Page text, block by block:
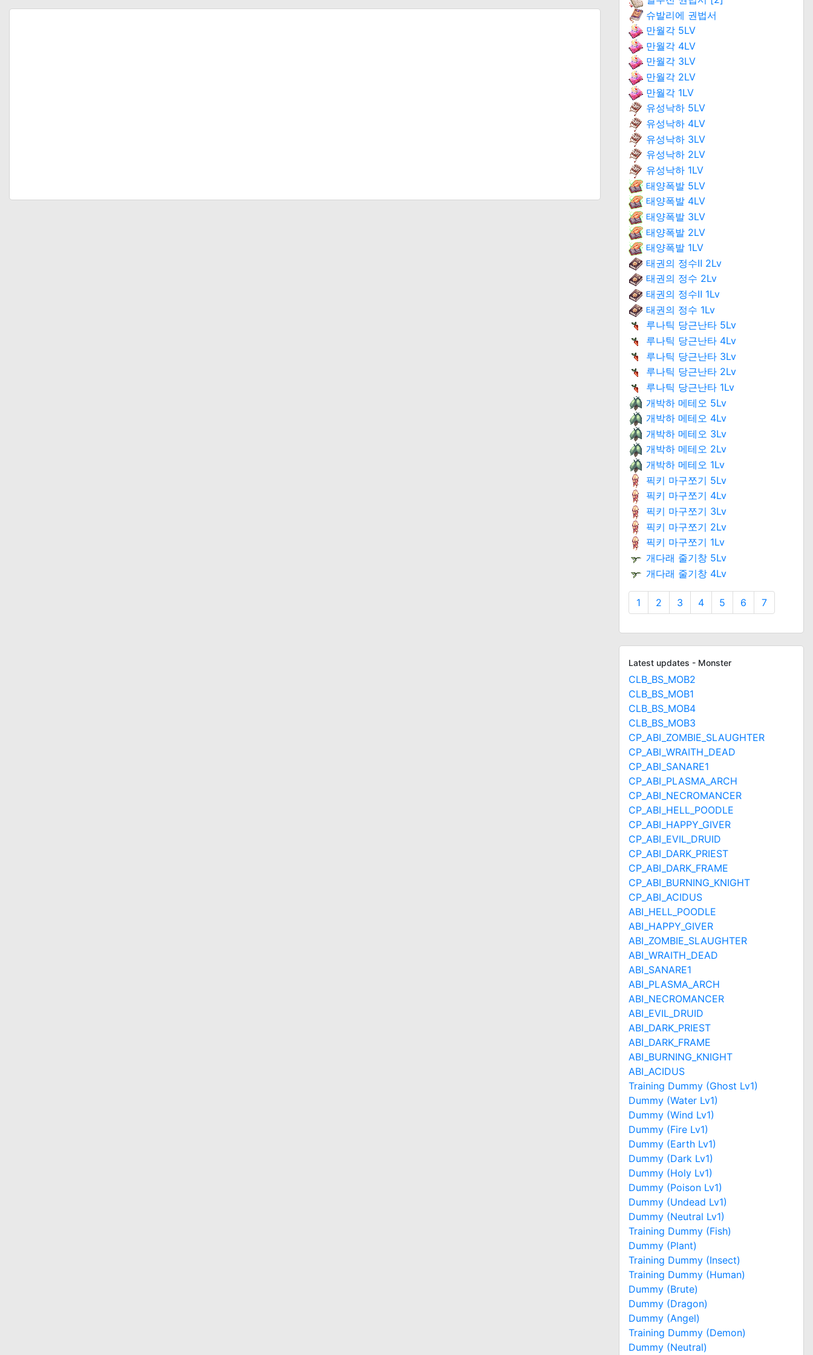
슈발리에 권법서
만월각 5LV
만월각 4LV
만월각 3LV
만월각 2LV
만월각 1LV
유성낙하 5LV
유성낙하 4LV
유성낙하 3LV
유성낙하 2LV
유성낙하 1LV
태양폭발 5LV
태양폭발 4LV
태양폭발 3LV
태양폭발 2LV
태양폭발 1LV
태권의 정수Ⅱ 2Lv
태권의 정수 2Lv
태권의 정수Ⅱ 1Lv
태권의 정수 1Lv
루나틱 당근난타 5Lv
루나틱 당근난타 4Lv
루나틱 당근난타 3Lv
루나틱 당근난타 2Lv
루나틱 당근난타 1Lv
개박하 메테오 5Lv
개박하 메테오 4Lv
개박하 메테오 3Lv
개박하 메테오 2Lv
개박하 메테오 1Lv
픽키 마구쪼기 5Lv
픽키 마구쪼기 4Lv
픽키 마구쪼기 3Lv
픽키 마구쪼기 2Lv
픽키 마구쪼기 1Lv
개다래 줄기창 5Lv
개다래 줄기창 4Lv
1 2 3 4 5 6 7
Latest updates - Monster
CLB_BS_MOB2
CLB_BS_MOB1
CLB_BS_MOB4
CLB_BS_MOB3
CP_ABI_ZOMBIE_SLAUGHTER
CP_ABI_WRAITH_DEAD
CP_ABI_SANARE1
CP_ABI_PLASMA_ARCH
CP_ABI_NECROMANCER
CP_ABI_HELL_POODLE
CP_ABI_HAPPY_GIVER
CP_ABI_EVIL_DRUID
CP_ABI_DARK_PRIEST
CP_ABI_DARK_FRAME
CP_ABI_BURNING_KNIGHT
CP_ABI_ACIDUS
ABI_HELL_POODLE
ABI_HAPPY_GIVER
ABI_ZOMBIE_SLAUGHTER
ABI_WRAITH_DEAD
ABI_SANARE1
ABI_PLASMA_ARCH
ABI_NECROMANCER
ABI_EVIL_DRUID
ABI_DARK_PRIEST
ABI_DARK_FRAME
ABI_BURNING_KNIGHT
ABI_ACIDUS
Training Dummy (Ghost Lv1)
Dummy (Water Lv1)
Dummy (Wind Lv1)
Dummy (Fire Lv1)
Dummy (Earth Lv1)
Dummy (Dark Lv1)
Dummy (Holy Lv1)
Dummy (Poison Lv1)
Dummy (Undead Lv1)
Dummy (Neutral Lv1)
Training Dummy (Fish)
Dummy (Plant)
Training Dummy (Insect)
Training Dummy (Human)
Dummy (Brute)
Dummy (Dragon)
Dummy (Angel)
Training Dummy (Demon)
Dummy (Neutral)